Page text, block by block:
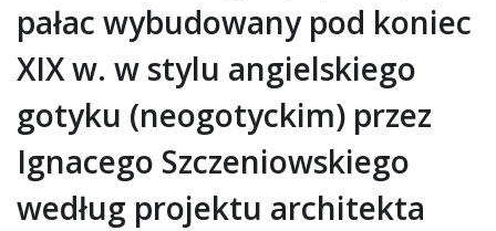
pałac wybudowany pod koniec
XIX w. w stylu angielskiego
gotyku (neogotyckim) przez
Ignacego Szczeniowskiego
według projektu architekta